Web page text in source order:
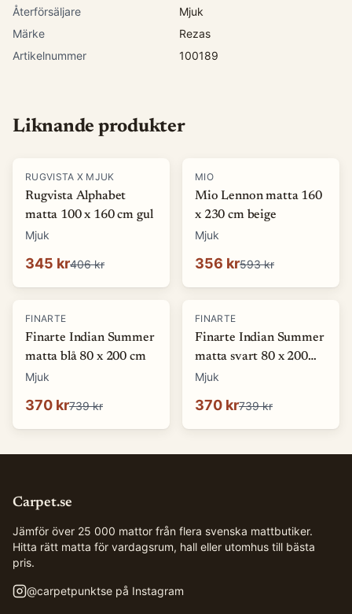
Återförsäljare
Mjuk
Märke
Rezas
Artikelnummer
100189
Liknande produkter
-15%
RUGVISTA X MJUK
Rugvista Alphabet
matta 100 x 160 cm gul
Mjuk
345 kr406 kr
-40%
MIO
Mio Lennon matta 160
x 230 cm beige
Mjuk
356 kr593 kr
-50 %
FINARTE
Finarte Indian Summer
matta blå 80 x 200 cm
Mjuk
370 kr739 kr
-50 %
FINARTE
Finarte Indian Summer
matta svart 80 x 200
cm
Mjuk
370 kr739 kr
Carpet.se
Jämför över 25 000 mattor från flera svenska mattbutiker.
Hitta rätt matta för vardagsrum, hall eller utomhus till bästa
pris.
@carpetpunktse på Instagram